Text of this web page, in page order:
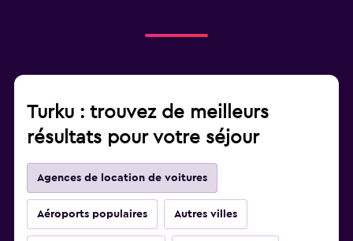
Turku : trouvez de meilleurs
résultats pour votre séjour
Agences de location de voitures
Aéroports populaires Autres villes